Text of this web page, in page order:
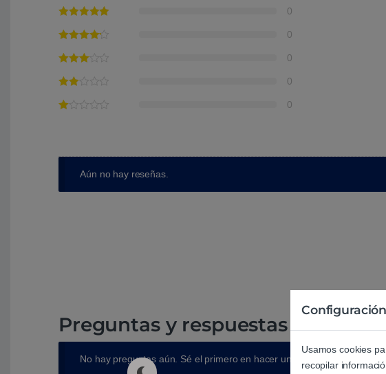
0
0
0
0
0
Aún no hay reseñas.
Preguntas y respuestas de los
No hay preguntas aún. Sé el primero en hacer una pregunta acerca de
Usamos cookies
recopilar